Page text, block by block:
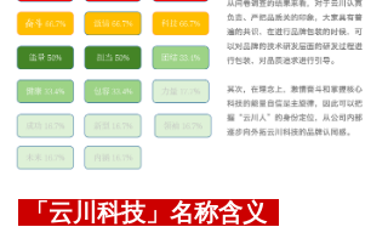
「云川科技」名称含义